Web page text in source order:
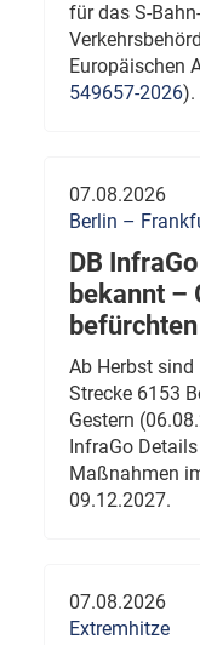
für das S-
Europäischen
549657-2026).
07.08.2026
Berlin –
DB
bekannt –
Ab Herbst
Strecke 6153
Gestern
InfraGo
Maßnahmen
09.12.2027.
07.08.2026
Extremhitze